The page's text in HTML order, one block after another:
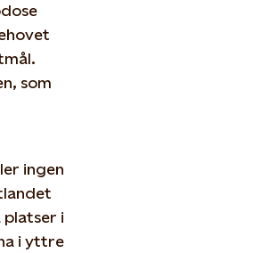
som
ingen
platser i
i yttre